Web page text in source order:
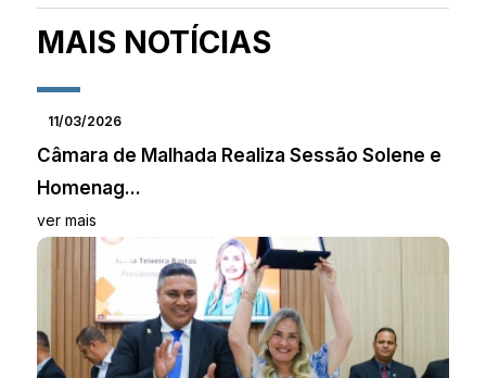
MAIS NOTÍCIAS
11/03/2026
Câmara de Malhada Realiza Sessão Solene e
Homenag...
ver mais